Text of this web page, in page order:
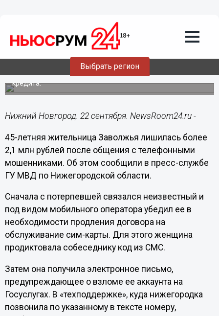
Выбрать регион
22.09.202412:20
Жительница Заволжья отдала
мошенникам 2,1 млн рублей
Ее убедили сообщить код из СМС и оформить два
кредита.
Нижний Новгород. 22 сентября. NewsRoom24.ru -
45-летняя жительница Заволжья лишилась более
2,1 млн рублей после общения с телефонными
мошенниками. Об этом сообщили в пресс-службе
ГУ МВД по Нижегородской области.
Сначала с потерпевшей связался неизвестный и
под видом мобильного оператора убедил ее в
необходимости продления договора на
обслуживание сим-карты. Для этого женщина
продиктовала собеседнику код из СМС.
Затем она получила электронное письмо,
предупреждающее о взломе ее аккаунта на
Госуслугах. В «техподдержке», куда нижегородка
позвонила по указанному в тексте номеру,